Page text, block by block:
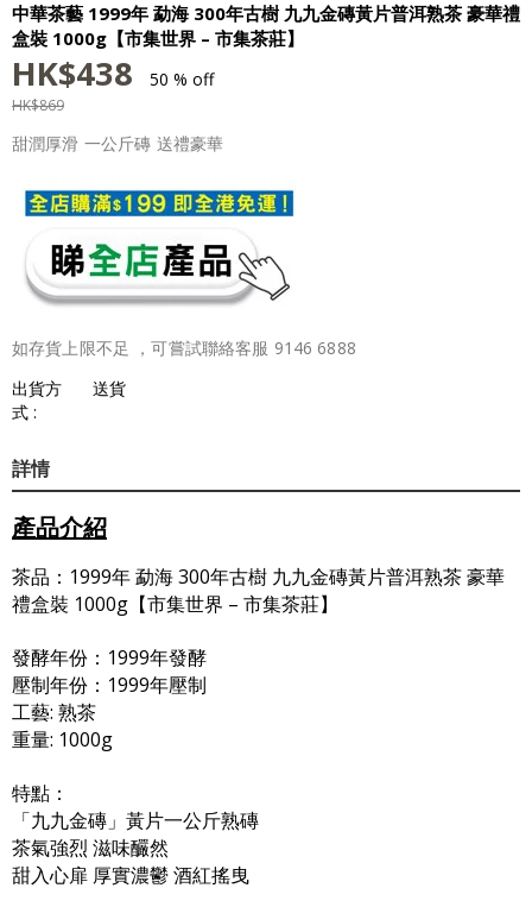
中華茶藝 1999年 勐海 300年古樹 九九金磚黃片普洱熟茶 豪華禮
盒裝 1000g【市集世界 – 市集茶莊】
HK$438 50 % off
HK$869
甜潤厚滑 一公斤磚 送禮豪華
如存貨上限不足 ，可嘗試聯絡客服 9146 6888
出貨方
式 :
送貨
詳情
產品介紹
茶品：1999年 勐海 300年古樹 九九金磚黃片普洱熟茶 豪華
禮盒裝 1000g【市集世界 – 市集茶莊】
發酵年份：1999年發酵
壓制年份：1999年壓制
工藝: 熟茶
重量: 1000g
特點：
「九九金磚」黃片一公斤熟磚
茶氣強烈 滋味釅然
甜入心扉 厚實濃鬱 酒紅搖曳